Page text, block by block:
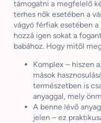
támogatni a megfelelő
terhes nők esetében a
vágyó férfiak esetében
hozzá igen sokat a
babához. Hogy mitől
Komplex – hiszen
mások
természetben is
anyaggal, mely
A benne lévő
jelen – ez